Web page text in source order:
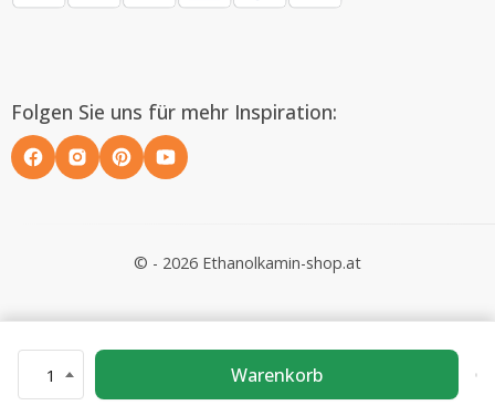
1 Warenkorb
Folgen Sie uns für mehr Inspiration:
© - 2026 Ethanolkamin-shop.at